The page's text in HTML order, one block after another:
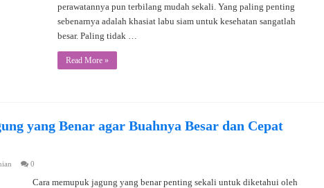
perawatannya pun terbilang mudah sekali. Yang paling penting
sebenarnya adalah khasiat labu siam untuk kesehatan sangatlah
besar. Paling tidak …
Read More »
yang Benar agar Buahnya Besar dan Cepat
0
Cara memupuk jagung yang benar penting sekali untuk diketahui oleh